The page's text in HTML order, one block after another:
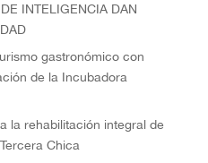
INTELIGENCIA DAN
gastronómico con
de la Incubadora
la rehabilitación integral de
Chica